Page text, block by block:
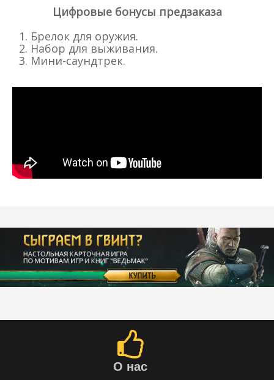
Цифровые бонусы предзаказа
Брелок для оружия.
Набор для выживания.
Мини-саундтрек.
О нас